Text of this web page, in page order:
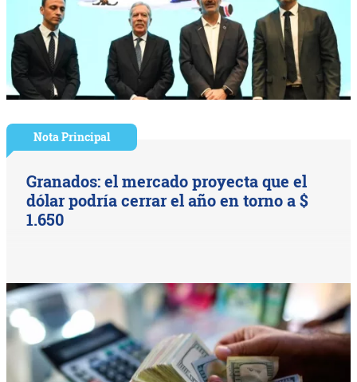
Nota Principal
Granados: el mercado proyecta que el
dólar podría cerrar el año en torno a $
1.650